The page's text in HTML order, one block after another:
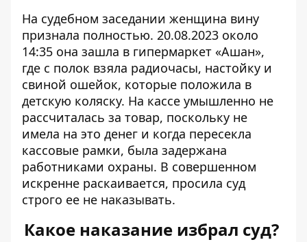
На судебном заседании женщина вину
признала полностью. 20.08.2023 около
14:35 она зашла в гипермаркет «Ашан»,
где с полок взяла радиочасы, настойку и
свиной ошейок, которые положила в
детскую коляску. На кассе умышленно не
рассчиталась за товар, поскольку не
имела на это денег и когда пересекла
кассовые рамки, была задержана
работниками охраны. В совершенном
искренне раскаивается, просила суд
строго ее не наказывать.
Какое наказание избрал суд?